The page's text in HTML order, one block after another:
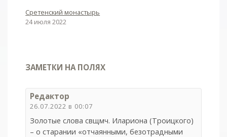
Сретенский монастырь
24 июля 2022
ЗАМЕТКИ НА ПОЛЯХ
Редактор
26.07.2022 в 00:07
Золотые слова свщмч. Илариона (Троицкого)
– о старании «отчаянными, безотрадными